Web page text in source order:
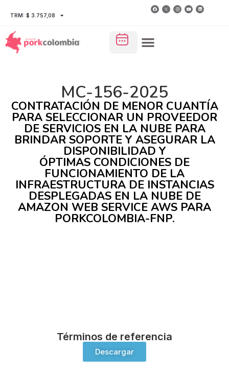
TRM: $ 3.757,08
MC-156-2025
CONTRATACIÓN DE MENOR CUANTÍA
PARA SELECCIONAR UN PROVEEDOR
DE SERVICIOS EN LA NUBE PARA
BRINDAR SOPORTE Y ASEGURAR LA
DISPONIBILIDAD Y
ÓPTIMAS CONDICIONES DE
FUNCIONAMIENTO DE LA
INFRAESTRUCTURA DE INSTANCIAS
DESPLEGADAS EN LA NUBE DE
AMAZON WEB SERVICE AWS PARA
PORKCOLOMBIA-FNP.
Términos de referencia
Descargar